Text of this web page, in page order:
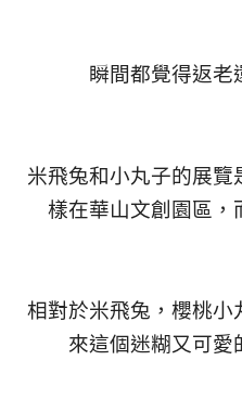
瞬間都覺得返老
米飛兔和小丸子的展覽
樣在華山文創園區，
相對於米飛兔，櫻桃小
來這個迷糊又可愛